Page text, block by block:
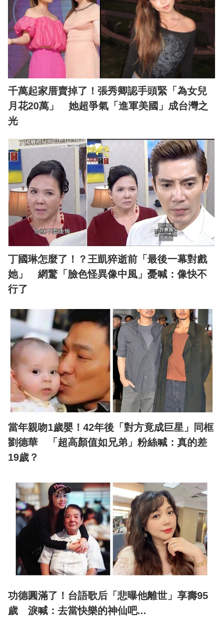
千萬起家厝賣掉了！張秀卿認手頭緊「為女兒
月花20萬」 她超爭氣「進軍美國」成台灣之
光
丁國琳怎麼了！？王凱猝逝前「最後一幕對戲
她」 網驚「臉色怪異像中風」憂喊：像快不
行了
當年親吻1歲嬰！42年後「對方竟成巨星」同框
劉德華 「超高顏值如兄弟」粉絲喊：真的差
19歲？
功德圓滿了！台語歌后「悲曝他離世」享壽95
歲 淚喊：去當快樂的神仙吧...